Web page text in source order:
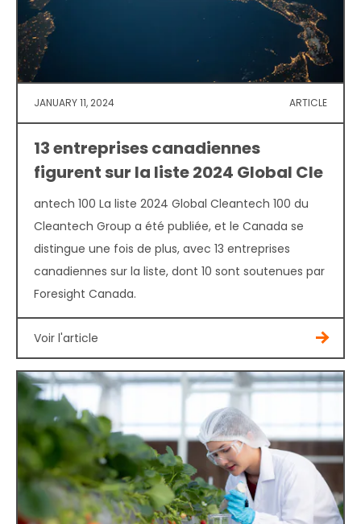
JANUARY 11, 2024 ARTICLE
13 entreprises canadiennes
figurent sur la liste 2024 Global Cle
antech 100 La liste 2024 Global Cleantech 100 du
Cleantech Group a été publiée, et le Canada se
distingue une fois de plus, avec 13 entreprises
canadiennes sur la liste, dont 10 sont soutenues par
Foresight Canada.
Voir l'article